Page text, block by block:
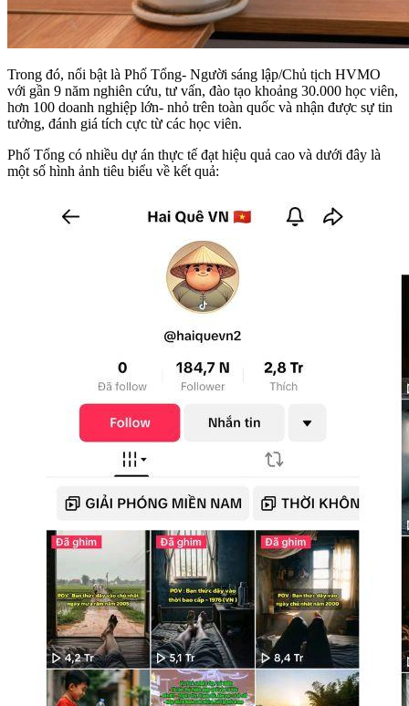
Trong đó, nổi bật là Phố Tổng- Người sáng lập/Chủ tịch HVMO
với gần 9 năm nghiên cứu, tư vấn, đào tạo khoảng 30.000 học viên,
hơn 100 doanh nghiệp lớn- nhỏ trên toàn quốc và nhận được sự tin
tưởng, đánh giá tích cực từ các học viên.
Phố Tổng có nhiều dự án thực tế đạt hiệu quả cao và dưới đây là
một số hình ảnh tiêu biểu về kết quả: